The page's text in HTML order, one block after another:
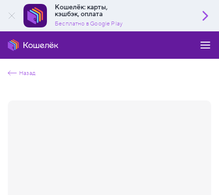
Кошелёк: карты,
кэшбэк, оплата
Бесплатно в Google Play
Назад